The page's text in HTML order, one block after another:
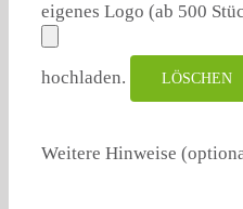
eigenes Logo (ab 500
hochladen.
LÖSCHEN
Weitere Hinweise